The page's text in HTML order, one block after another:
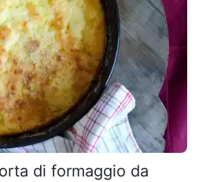
di formaggio da